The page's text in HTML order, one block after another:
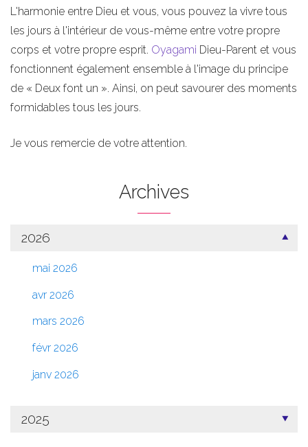
L'harmonie entre Dieu et vous, vous pouvez la vivre tous
les jours à l'intérieur de vous-même entre votre propre
corps et votre propre esprit. Oyagami Dieu-Parent et vous
fonctionnent également ensemble à l'image du principe
de « Deux font un ». Ainsi, on peut savourer des moments
formidables tous les jours.
Je vous remercie de votre attention.
Archives
2026
mai 2026
avr 2026
mars 2026
févr 2026
janv 2026
2025